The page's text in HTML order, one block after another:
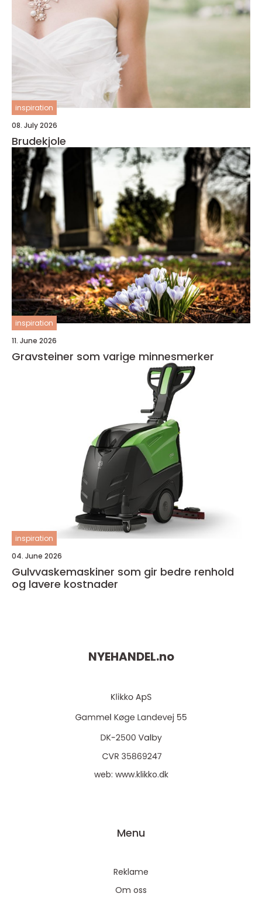
inspiration
08. July 2026
Brudekjole
inspiration
11. June 2026
Gravsteiner som varige minnesmerker
inspiration
04. June 2026
Gulvvaskemaskiner som gir bedre renhold
og lavere kostnader
NYEHANDEL.no
web: www.klikko.dk
Menu
Reklame
Om oss